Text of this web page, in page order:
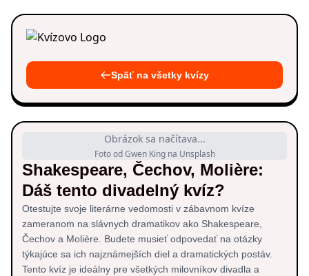
Späť na všetky kvízy
Obrázok sa načítava...
Foto od Gwen King na Unsplash
Shakespeare, Čechov, Molière:
Dáš tento divadelný kvíz?
Otestujte svoje literárne vedomosti v zábavnom kvíze
zameranom na slávnych dramatikov ako Shakespeare,
Čechov a Molière. Budete musieť odpovedať na otázky
týkajúce sa ich najznámejších diel a dramatických postáv.
Tento kvíz je ideálny pre všetkých milovníkov divadla a